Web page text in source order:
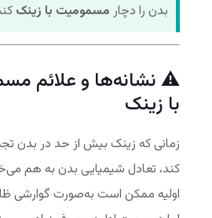
بدن را دچار مسمومیت با زینک
⚠️ نشانه‌ها و علائم
با زینک
زمانی که زینک بیش از حد در بدن
کند، تعادل شیمیایی بدن به هم
اولیه ممکن است به‌صورت گوارشی